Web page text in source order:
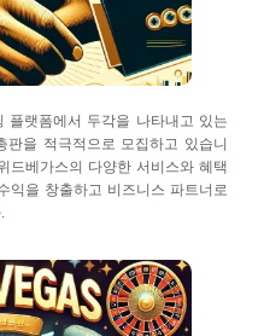
플랫폼에서 두각을 나타내고 있는
을 적극적으로 모집하고 있습니
드베가스의 다양한 서비스와 혜택
익을 창출하고 비즈니스 파트너로